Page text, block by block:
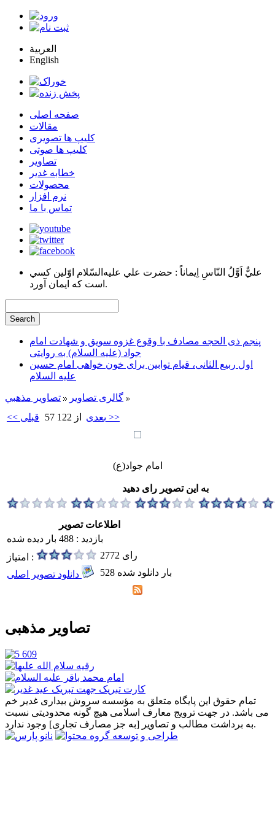
العربية
English
صفحه اصلی
مقالات
کلیپ ها تصویری
کلیپ ها صوتی
تصاویر
خطابه غدیر
محصولات
نرم افزار
تماس با ما
عليٌّ اَوَّلُ النّاسِ اِيماناً : حضرت علي عليه‌السّلام اوّلين كسي
است كه ايمان آورد.
پنجم ذی الحجه مصادف با وقوع غزوه سویق و شهادت امام
جواد (علیه السلام) به روایتی
اول ربیع الثانی، قیام توابین برای خون خواهی امام حسین
علیه السلام
گالری تصاویر
تصاوير مذهبي
<< قبلی
57 از 122 بعدی >>
امام جواد(ع)
به این تصویر رای دهید
اطلاعات تصویر
بازدید : 488 بار دیده شده
امتیاز :
2772 رای
528 بار دانلود شده
تصاویر مذهبی
تمام حقوق این پایگاه متعلق به مؤسسه سروش بیداری غدیر خم
می باشد. در جهت ترویج معارف اسلامی هیچ گونه محدودیتی نسبت
به برداشت مطالب و تصاویر [به جز مصارف تجاری] وجود ندارد.